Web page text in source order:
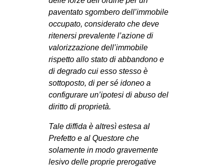
paventato sgombero dell’immobile
occupato, considerato che deve
ritenersi prevalente l’azione di
valorizzazione dell’immobile
rispetto allo stato di abbandono e
di degrado cui esso stesso è
sottoposto, di per sé idoneo a
configurare un’ipotesi di abuso del
diritto di proprietà.
Tale diffida è altresì estesa al
Prefetto e al Questore che
solamente in modo gravemente
lesivo delle proprie prerogative